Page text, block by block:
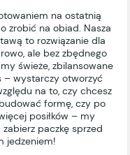
na ostatnią
zrobić na obiad. Nasza
to rozwiązanie dla
ale bez zbędnego
świeże, zbilansowane
– wystarczy otworzyć
na to, czy chcesz
formę, czy po
posiłków – my
paczkę sprzed
jedzeniem!